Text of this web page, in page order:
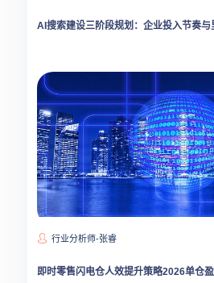
AI搜索建设三阶段规划：企业投入节奏与
行业分析师-张睿
即时零售闪电仓人效提升策略2026单仓